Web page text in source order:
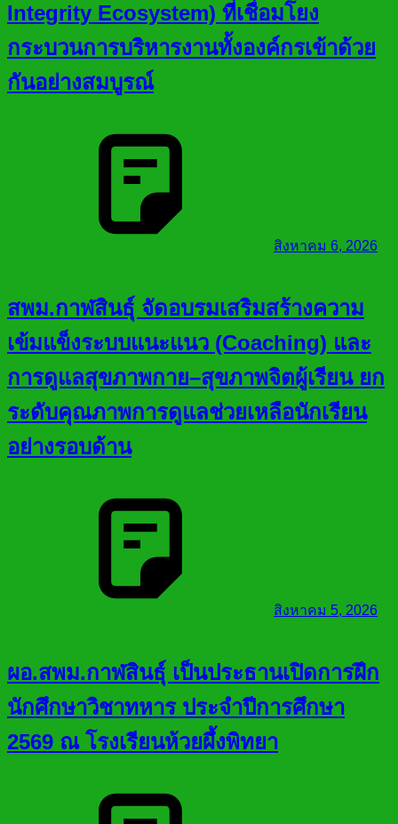
Integrity Ecosystem) ที่เชื่อมโยง
กระบวนการบริหารงานทั้งองค์กรเข้าด้วย
กันอย่างสมบูรณ์
สิงหาคม 6, 2026
สพม.กาฬสินธุ์ จัดอบรมเสริมสร้างความ
เข้มแข็งระบบแนะแนว (Coaching) และ
การดูแลสุขภาพกาย–สุขภาพจิตผู้เรียน ยก
ระดับคุณภาพการดูแลช่วยเหลือนักเรียน
อย่างรอบด้าน
สิงหาคม 5, 2026
ผอ.สพม.กาฬสินธุ์ เป็นประธานเปิดการฝึก
นักศึกษาวิชาทหาร ประจำปีการศึกษา
2569 ณ โรงเรียนห้วยผึ้งพิทยา